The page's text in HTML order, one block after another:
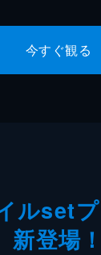
今すぐ観る
ルset
新登場！